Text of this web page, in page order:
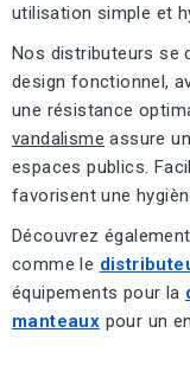
utilisation simple et
Nos distributeurs se
design fonctionnel,
une résistance
vandalisme assure
espaces publics.
favorisent une
Découvrez
comme le
équipements pour la
manteaux pour un